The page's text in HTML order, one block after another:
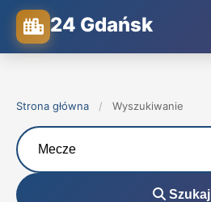
24 Gdańsk
Strona główna / Wyszukiwanie
Szukaj